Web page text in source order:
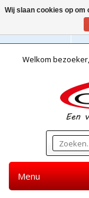
Nederlands
Welkom
Menu
Wij slaan cookies op om